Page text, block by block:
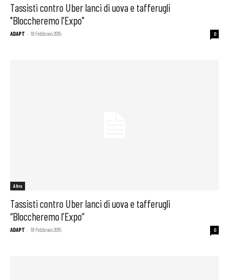
Tassisti contro Uber lanci di uova e tafferugli
"Bloccheremo l'Expo"
ADAPT - 18 Febbraio 2015 0
Altro
Tassisti contro Uber lanci di uova e tafferugli
“Bloccheremo l’Expo”
ADAPT - 18 Febbraio 2015 0